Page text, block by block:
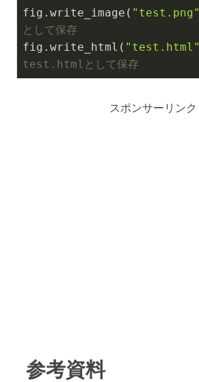
fig.write_image( "test.png"
として保存
fig.write_html( "test.html"
test.htmlとして保存
スポンサーリンク
参考資料